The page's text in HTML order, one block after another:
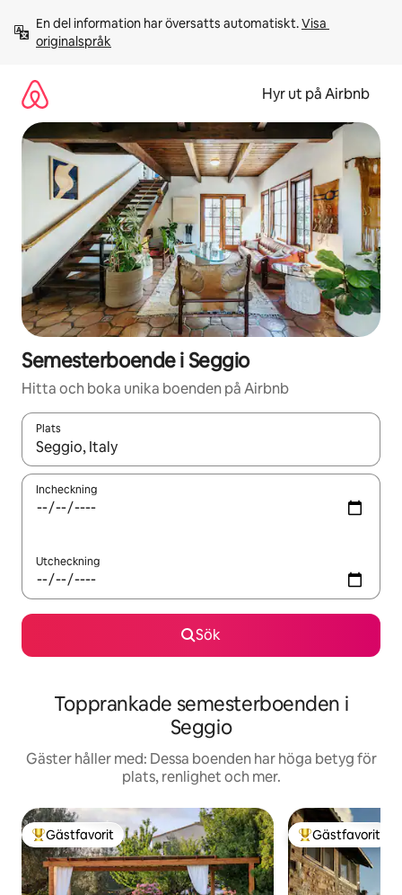
innehåll
En del information har översatts automatiskt. Visa
originalspråk
Hyr ut på Airbnb
Semesterboende i Seggio
Hitta och boka unika boenden på Airbnb
Plats
När resultaten är tillgängliga kan du navigera med upp- och
Incheckning
Utcheckning
Sök
Topprankade semesterboenden i
Seggio
Gäster håller med: Dessa boenden har höga betyg för
plats, renlighet och mer.
Populär gästfavorit
Gästfavorit Populär
Gästfavorit